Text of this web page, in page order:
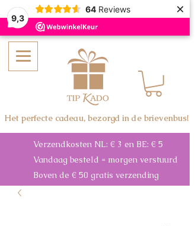
9,3
64 Reviews ×
Verzendkosten NL: € 3 en BE: € 5
Vandaag besteld = morgen verstuurd
Boven de € 50 gratis verzending
Het perfecte cadeau, bezorgd in de brievenbus!